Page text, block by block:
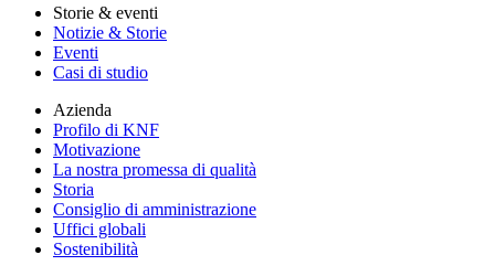
Storie & eventi
Notizie & Storie
Eventi
Casi di studio
Azienda
Profilo di KNF
Motivazione
La nostra promessa di qualità
Storia
Consiglio di amministrazione
Uffici globali
Sostenibilità